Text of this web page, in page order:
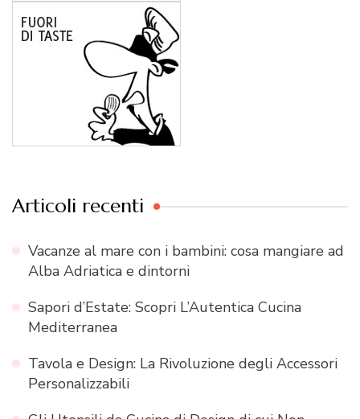
Articoli recenti
Vacanze al mare con i bambini: cosa mangiare ad
Alba Adriatica e dintorni
Sapori d’Estate: Scopri L’Autentica Cucina
Mediterranea
Tavola e Design: La Rivoluzione degli Accessori
Personalizzabili